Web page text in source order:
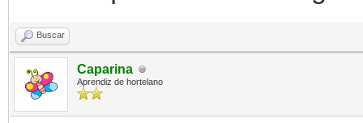
Buscar
Caparina
Aprendiz de hortelano